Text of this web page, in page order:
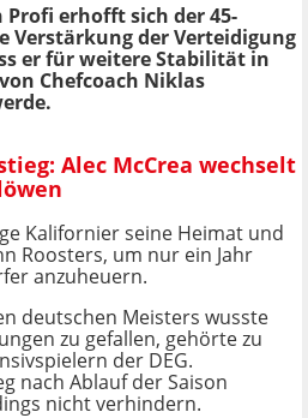
Profi erhofft sich der 45-
Verstärkung der Verteidigung
er für weitere Stabilität in
Chefcoach Niklas
Alec McCrea wechselt
Kalifornier seine Heimat und
Roosters, um nur ein Jahr
anzuheuern.
deutschen Meisters wusste
zu gefallen, gehörte zu
der DEG.
nach Ablauf der Saison
nicht verhindern.